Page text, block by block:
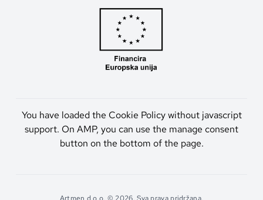
You have loaded the Cookie Policy without javascript
support. On AMP, you can use the manage consent
button on the bottom of the page.